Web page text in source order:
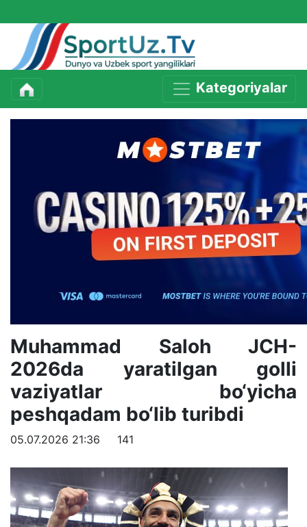
Kategoriyalar
Muhammad Saloh JCH-
2026da yaratilgan golli
vaziyatlar bo‘yicha
peshqadam bo‘lib turibdi
05.07.2026 21:36 141